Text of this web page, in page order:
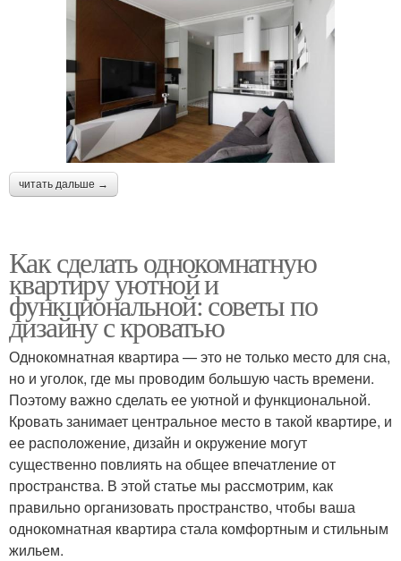
читать дальше →
Как сделать однокомнатную
квартиру уютной и
функциональной: советы по
дизайну с кроватью
Однокомнатная квартира — это не только место для сна,
но и уголок, где мы проводим большую часть времени.
Поэтому важно сделать ее уютной и функциональной.
Кровать занимает центральное место в такой квартире, и
ее расположение, дизайн и окружение могут
существенно повлиять на общее впечатление от
пространства. В этой статье мы рассмотрим, как
правильно организовать пространство, чтобы ваша
однокомнатная квартира стала комфортным и стильным
жильем.